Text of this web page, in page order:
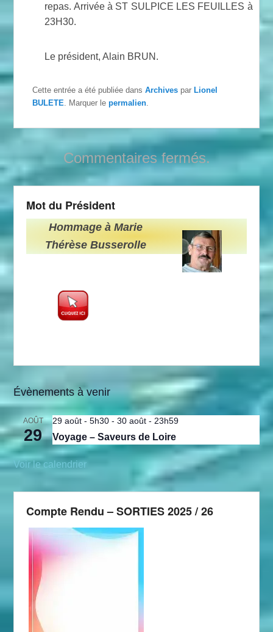
repas. Arrivée à ST SULPICE LES FEUILLES à
23H30.
Le président, Alain BRUN.
Cette entrée a été publiée dansArchives parLionel
BULETE . Marquer lepermalien
Commentaires fermés.
Mot du Président
Hommage à Marie
Thérèse Busserolle
Évènements à venir
AOÛT
29
29 août - 5h30 -30 août - 23h59
Voyage – Saveurs de Loire
Voir le calendrier
Compte Rendu – SORTIES 2025 / 26